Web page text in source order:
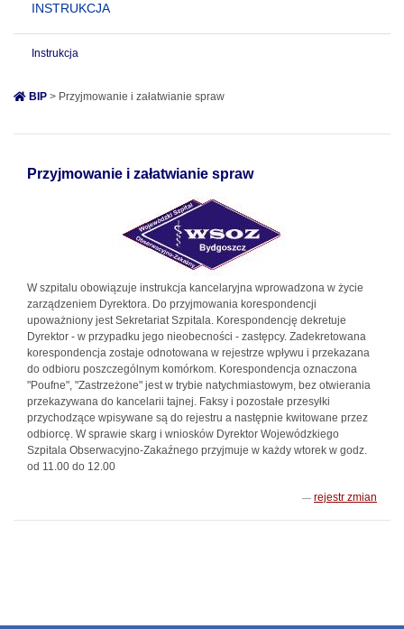
INSTRUKCJA
Instrukcja
BIP > Przyjmowanie i załatwianie spraw
Przyjmowanie i załatwianie spraw
W szpitalu obowiązuje instrukcja kancelaryjna wprowadzona w życie
zarządzeniem Dyrektora. Do przyjmowania korespondencji
upoważniony jest Sekretariat Szpitala. Korespondencję dekretuje
Dyrektor - w przypadku jego nieobecności - zastępcy. Zadekretowana
korespondencja zostaje odnotowana w rejestrze wpływu i przekazana
do odbioru poszczególnym komórkom. Korespondencja oznaczona
"Poufne", "Zastrzeżone" jest w trybie natychmiastowym, bez otwierania
przekazywana do kancelarii tajnej. Faksy i pozostałe przesyłki
przychodzące wpisywane są do rejestru a następnie kwitowane przez
odbiorcę. W sprawie skarg i wniosków Dyrektor Wojewódzkiego
Szpitala Obserwacyjno-Zakaźnego przyjmuje w każdy wtorek w godz.
od 11.00 do 12.00
rejestr zmian